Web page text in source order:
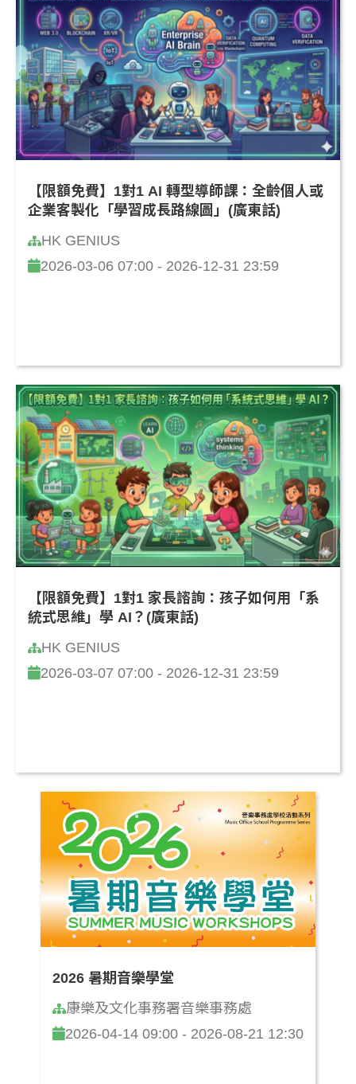
【限額免費】1對1 AI 轉型導師課：全齡個人或
企業客製化「學習成長路線圖」(廣東話)
HK GENIUS
2026-03-06 07:00 - 2026-12-31 23:59
【限額免費】1對1 家長諮詢：孩子如何用「系
統式思維」學 AI？(廣東話)
HK GENIUS
2026-03-07 07:00 - 2026-12-31 23:59
2026 暑期音樂學堂
康樂及文化事務署音樂事務處
2026-04-14 09:00 - 2026-08-21 12:30